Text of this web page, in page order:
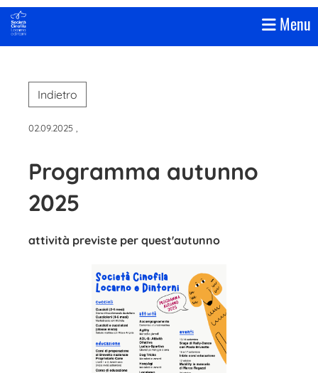
Menu
Indietro
02.09.2025
Programma autunno
2025
attività previste per quest'autunno